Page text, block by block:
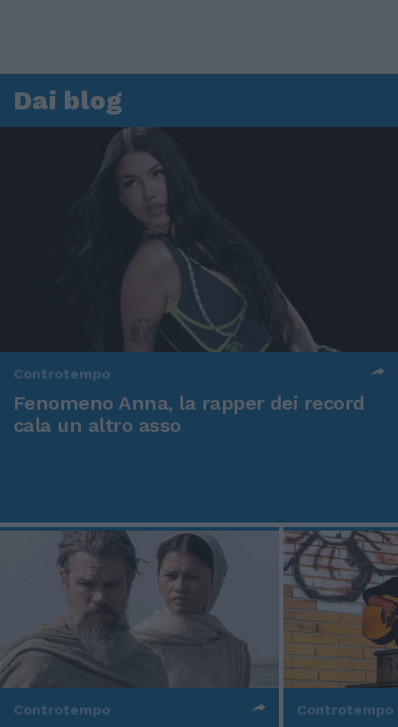
Dai blog
Controtempo
Fenomeno Anna, la rapper dei record
cala un altro asso
Controtempo Controtempo